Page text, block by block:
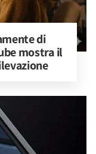
di
mostra il